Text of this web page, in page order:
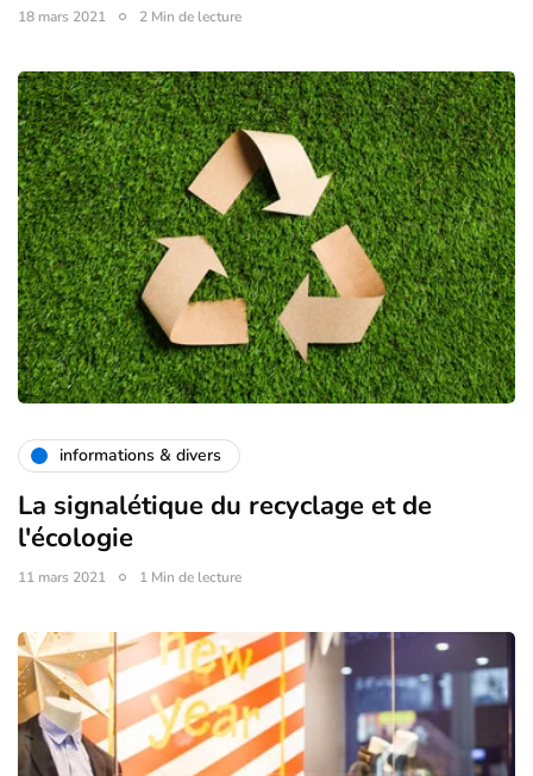
18 mars 2021 2 Min de lecture
informations & divers
La signalétique du recyclage et de
l'écologie
11 mars 2021 1 Min de lecture